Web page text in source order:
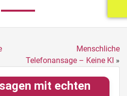
Menschliche
Telefonansage – Keine KI »
mit echten